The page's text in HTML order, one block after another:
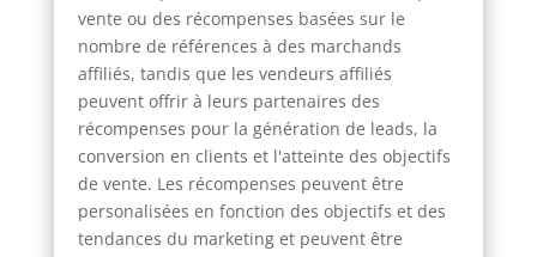
vente ou des récompenses basées sur le
nombre de références à des marchands
affiliés, tandis que les vendeurs affiliés
peuvent offrir à leurs partenaires des
récompenses pour la génération de leads, la
conversion en clients et l'atteinte des objectifs
de vente. Les récompenses peuvent être
personalisées en fonction des objectifs et des
tendances du marketing et peuvent être